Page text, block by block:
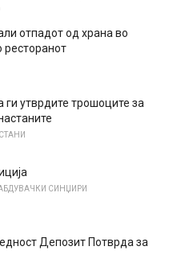
отпадот од храна во
ресторанот
ги утврдите трошоците за
СИНЏИРИ
Депозит Потврда за